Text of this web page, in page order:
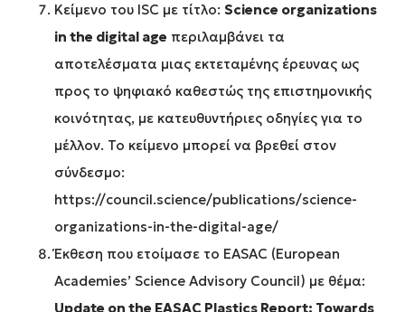
Κείμενο του ISC με τίτλο: Science organizations
in the digital age περιλαμβάνει τα
αποτελέσματα μιας εκτεταμένης έρευνας ως
προς το ψηφιακό καθεστώς της επιστημονικής
κοινότητας, με κατευθυντήριες οδηγίες για το
μέλλον. Το κείμενο μπορεί να βρεθεί στον
σύνδεσμο:
https://council.science/publications/science-
organizations-in-the-digital-age/
Έκθεση που ετοίμασε το EASAC (European
Academies’ Science Advisory Council) με θέμα:
Update on the EASAC Plastics Report: Towards